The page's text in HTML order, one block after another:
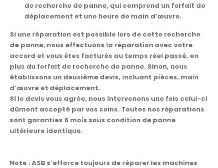
de recherche de panne, qui comprend un forfait de
déplacement et une heure de main d’œuvre.
Si une réparation est possible lors de cette recherche
de panne, nous effectuons la réparation avec votre
accord et vous êtes facturés au temps réel passé, en
plus du forfait de recherche de panne. Sinon, nous
établissons un deuxième devis, incluant pièces, main
d’œuvre et déplacement.
Si le devis vous agrée, nous intervenons une fois celui-ci
dûment accepté par vos soins. Toutes nos réparations
sont garanties 6 mois sous condition de panne
ultérieure identique.
Note : ASB s’efforce toujours de réparer les machines